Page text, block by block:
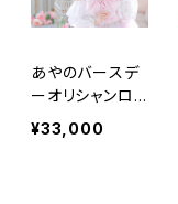
あやのバースデ
ーオリシャンロ
ゼ
¥33,000